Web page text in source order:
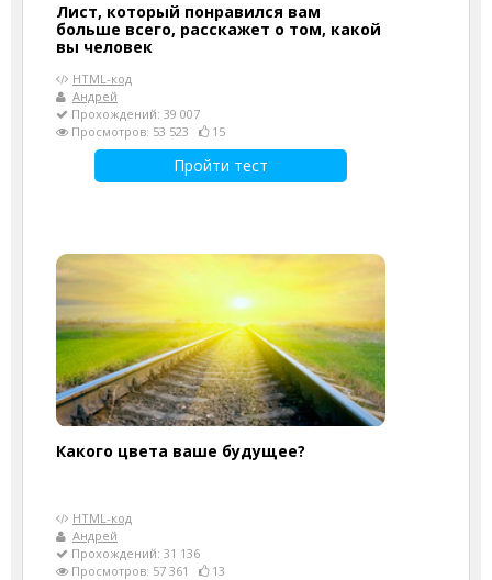
Лист, который понравился вам
больше всего, расскажет о том, какой
вы человек
HTML-код
Андрей
Прохождений: 39 007
Просмотров: 53 523
15
Пройти тест
Какого цвета ваше будущее?
HTML-код
Андрей
Прохождений: 31 136
Просмотров: 57 361
13